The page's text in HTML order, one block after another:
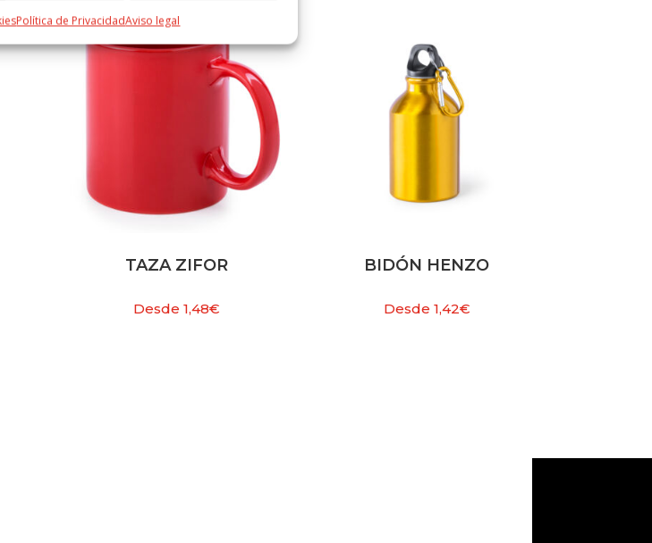
Política de PrivacidadAviso legal
TAZA ZIFOR
Desde 1,48€
BIDÓN HENZO
Desde 1,42€